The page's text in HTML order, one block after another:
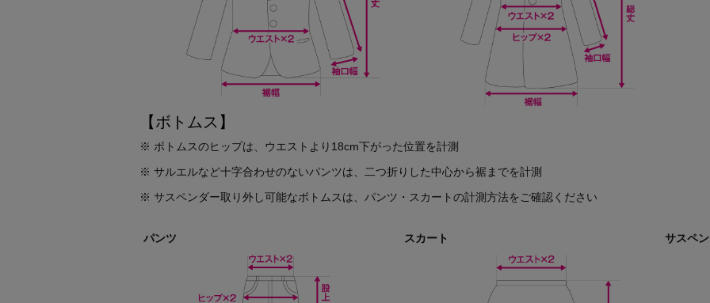
【ボトムス】
※ ボトムスのヒップは、ウエストより18cm下がった位置を計測
※ サルエルなど十字合わせのないパンツは、二つ折りした中心から裾までを計測
※ サスペンダー取り外し可能なボトムスは、パンツ・スカートの計測方法をご確認ください
パンツ スカート サスペ